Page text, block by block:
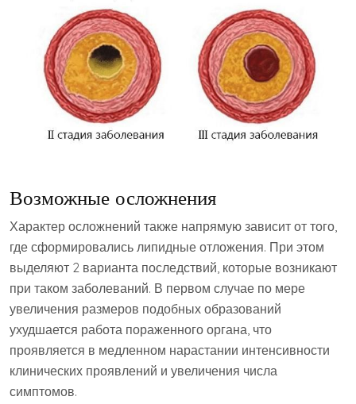
Возможные осложнения
Характер осложнений также напрямую зависит от того,
где сформировались липидные отложения. При этом
выделяют 2 варианта последствий, которые возникают
при таком заболеваний. В первом случае по мере
увеличения размеров подобных образований
ухудшается работа пораженного органа, что
проявляется в медленном нарастании интенсивности
клинических проявлений и увеличения числа
симптомов.